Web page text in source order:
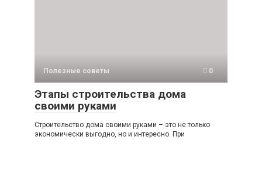
Полезные советы 0
Этапы строительства дома
своими руками
Строительство дома своими руками – это не только
экономически выгодно, но и интересно. При